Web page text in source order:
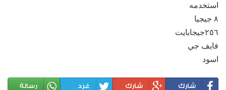
استخدمه
٨ جيجيا
٢٥٦جيجابايت
فايف جي
اسود
شارك شارك غرد رسالة